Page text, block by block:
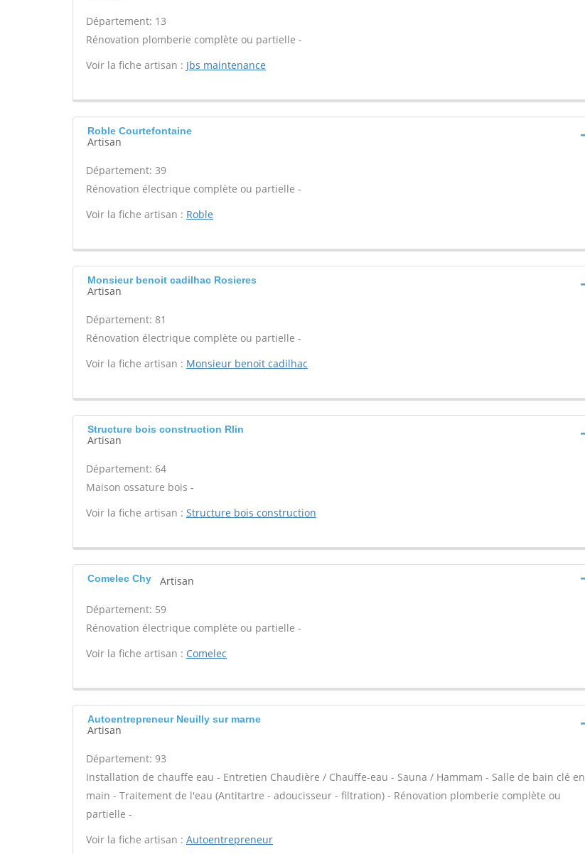
Département: 13
Rénovation plomberie complète ou partielle -
Voir la fiche artisan : Jbs maintenance
Roble Courtefontaine
Artisan
Département: 39
Rénovation électrique complète ou partielle -
Voir la fiche artisan : Roble
Monsieur benoit cadilhac Rosieres
Artisan
Département: 81
Rénovation électrique complète ou partielle -
Voir la fiche artisan : Monsieur benoit cadilhac
Structure bois construction Rlin
Artisan
Département: 64
Maison ossature bois -
Voir la fiche artisan : Structure bois construction
Comelec Chy Artisan
Département: 59
Rénovation électrique complète ou partielle -
Voir la fiche artisan : Comelec
Autoentrepreneur Neuilly sur marne
Artisan
Département: 93
Installation de chauffe eau - Entretien Chaudière / Chauffe-eau - Sauna / Hammam - Salle de bain clé en
main - Traitement de l'eau (Antitartre - adoucisseur - filtration) - Rénovation plomberie complète ou
partielle -
Voir la fiche artisan : Autoentrepreneur